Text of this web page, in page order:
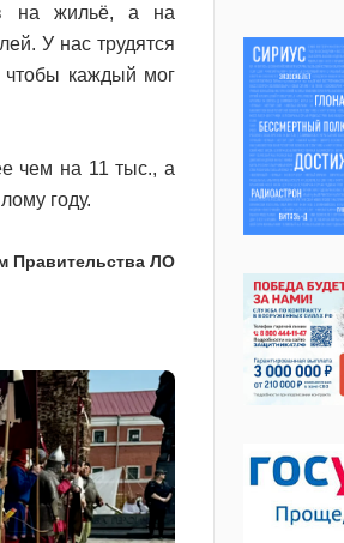
на жильё, а на
У нас трудятся
каждый мог
чем на 11 тыс., а
году.
Правительства ЛО